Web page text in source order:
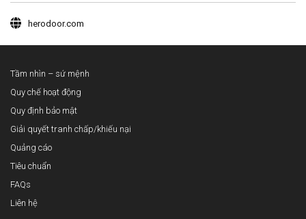
herodoor.com
Tầm nhìn – sứ mệnh
Quy chế hoạt động
Quy định bảo mật
Giải quyết tranh chấp/khiếu nại
Quảng cáo
Tiêu chuẩn
FAQs
Liên hệ